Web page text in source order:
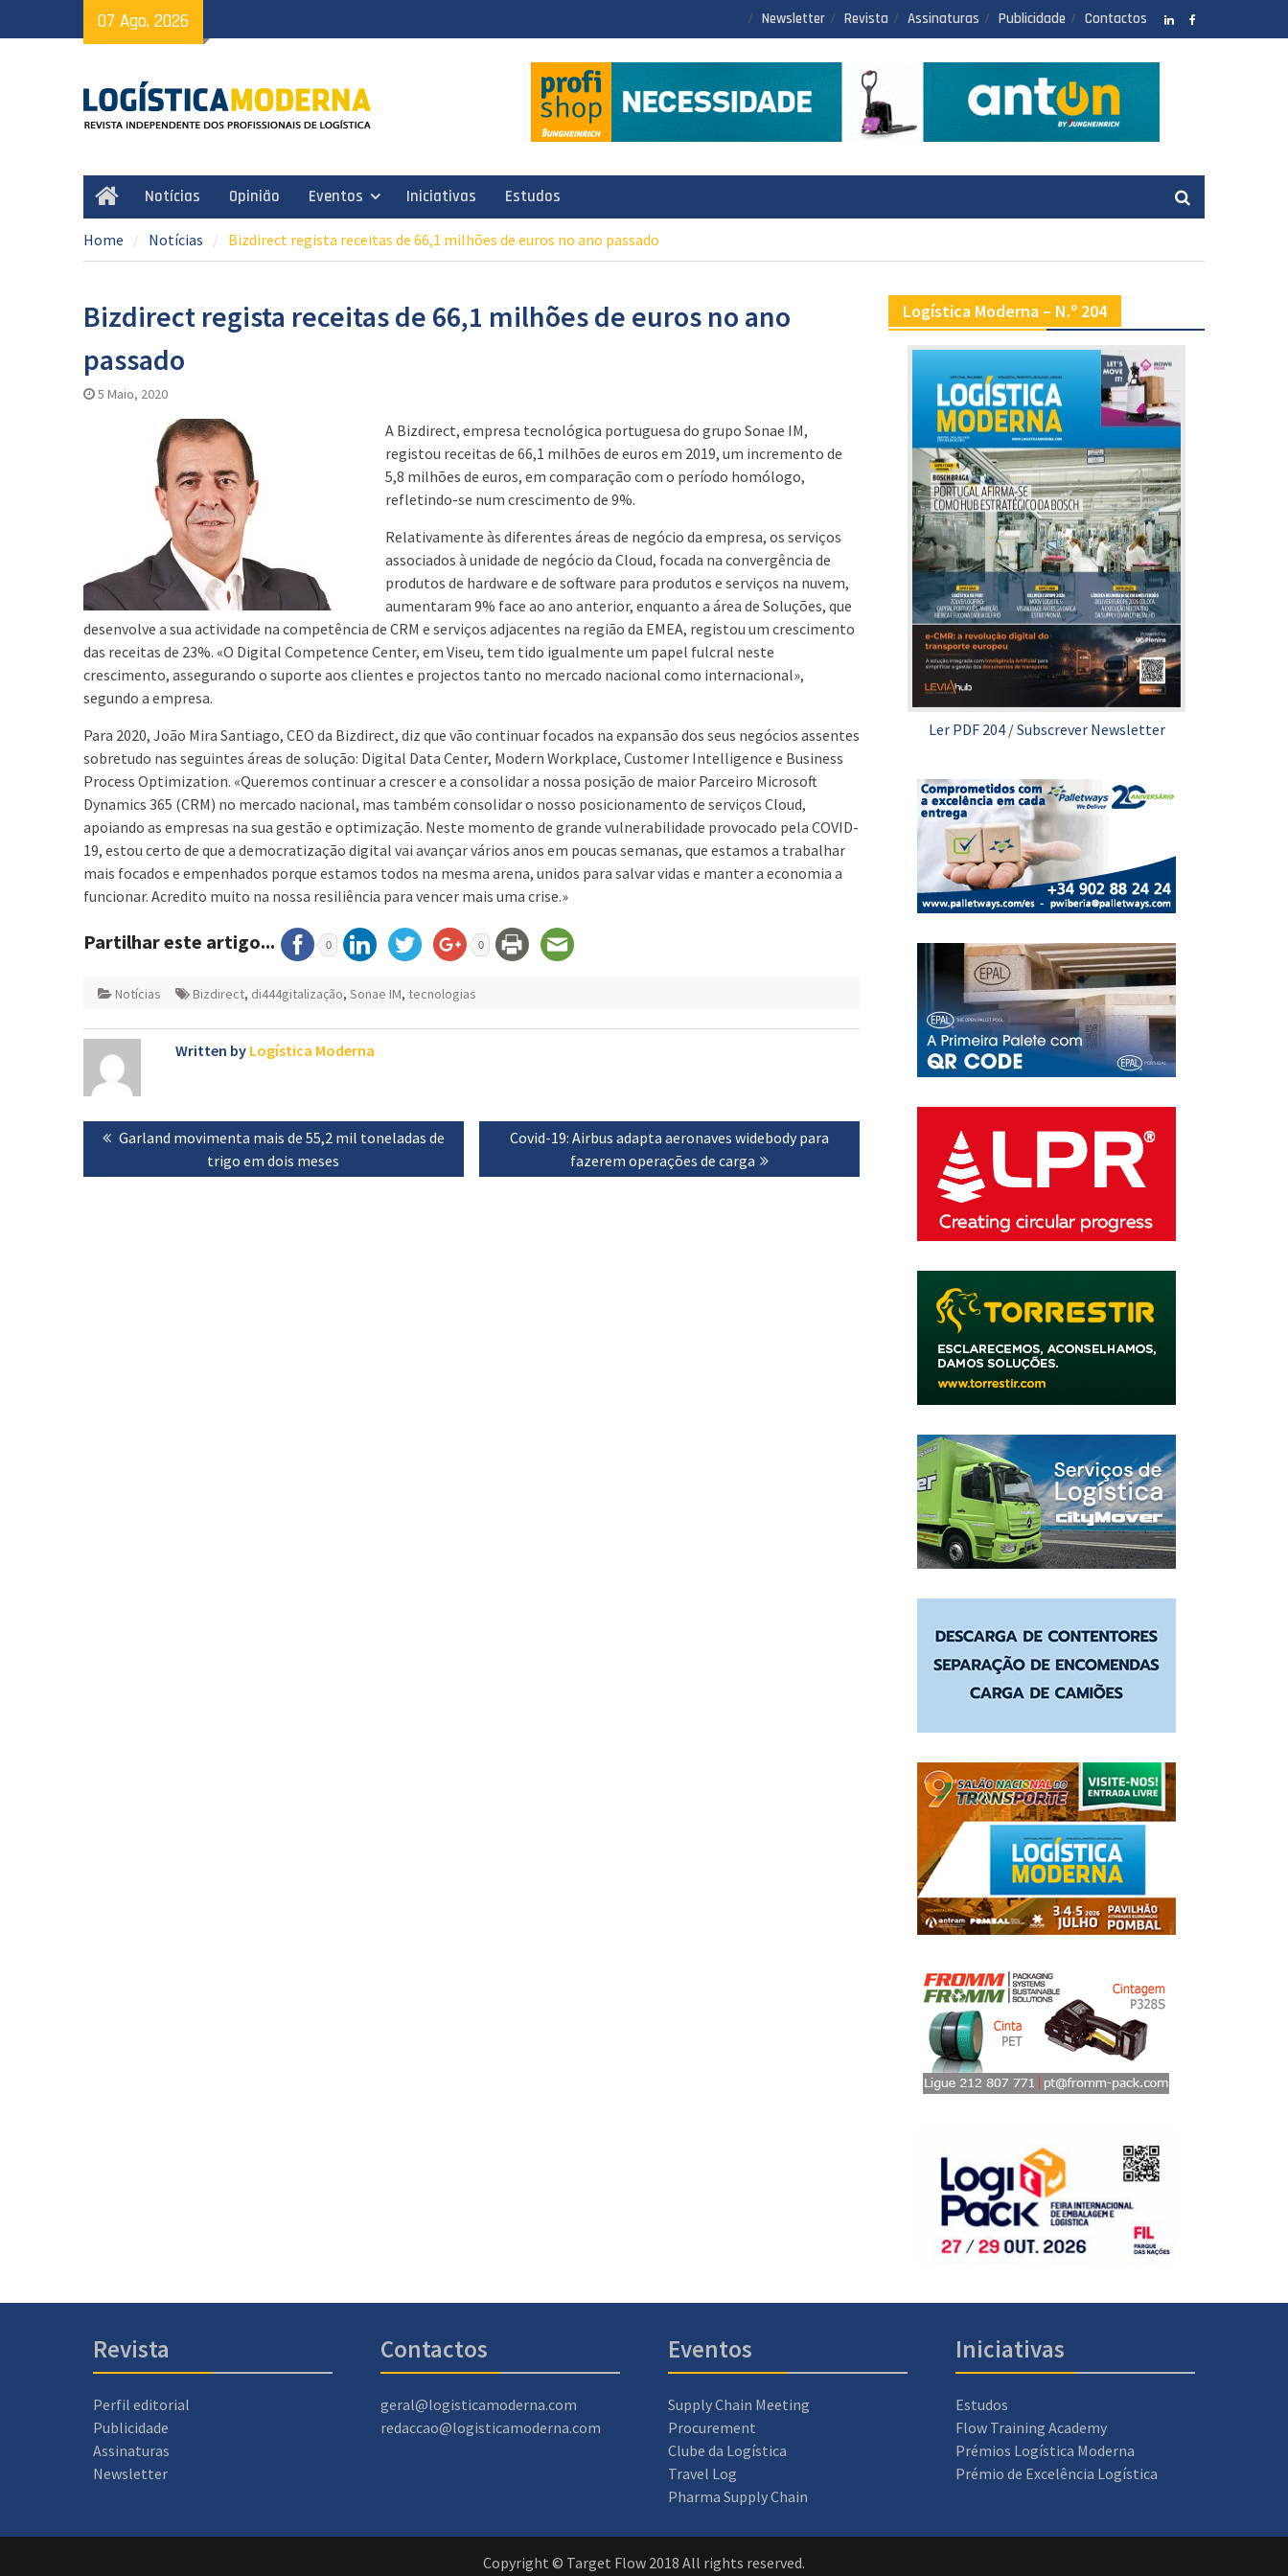
to
07 Ago, 2026 Newsletter Revista Assinaturas Publicidade Contactos
HomeNotícias Opinião Eventos Iniciativas Estudos
Home Notícias Bizdirect regista receitas de 66,1 milhões de euros no ano passado
Bizdirect regista receitas de 66,1 milhões de euros no ano
passado
5 Maio, 2020
A Bizdirect, empresa tecnológica portuguesa do grupo Sonae IM,
registou receitas de 66,1 milhões de euros em 2019, um incremento de
5,8 milhões de euros, em comparação com o período homólogo,
refletindo-se num crescimento de 9%.
Relativamente às diferentes áreas de negócio da empresa, os serviços
associados à unidade de negócio da Cloud, focada na convergência de
produtos de hardware e de software para produtos e serviços na nuvem,
aumentaram 9% face ao ano anterior, enquanto a área de Soluções, que
desenvolve a sua actividade na competência de CRM e serviços adjacentes na região da EMEA, registou um crescimento
das receitas de 23%. «O Digital Competence Center, em Viseu, tem tido igualmente um papel fulcral neste
crescimento, assegurando o suporte aos clientes e projectos tanto no mercado nacional como internacional»,
segundo a empresa.
Para 2020, João Mira Santiago, CEO da Bizdirect, diz que vão continuar focados na expansão dos seus negócios assentes
sobretudo nas seguintes áreas de solução: Digital Data Center, Modern Workplace, Customer Intelligence e Business
Process Optimization. «Queremos continuar a crescer e a consolidar a nossa posição de maior Parceiro Microsoft
Dynamics 365 (CRM) no mercado nacional, mas também consolidar o nosso posicionamento de serviços Cloud,
apoiando as empresas na sua gestão e optimização. Neste momento de grande vulnerabilidade provocado pela COVID-
19, estou certo de que a democratização digital vai avançar vários anos em poucas semanas, que estamos a trabalhar
mais focados e empenhados porque estamos todos na mesma arena, unidos para salvar vidas e manter a economia a
funcionar. Acredito muito na nossa resiliência para vencer mais uma crise.»
Partilhar este artigo... 0 0
Notícias Bizdirect, di444gitalização, Sonae IM, tecnologias
Written by Logística Moderna
Navegação
de
artigos
Previous
Garland movimenta mais de 55,2 mil toneladas de
trigo em dois meses
Next
Covid-19: Airbus adapta aeronaves widebody para
fazerem operações de carga
Logística Moderna – N.º 204
Ler PDF 204/Subscrever Newsletter
Revista
Perfil editorial
Publicidade
Assinaturas
Newsletter
Contactos
geral@logisticamoderna.com
redaccao@logisticamoderna.com
Eventos
Supply Chain Meeting
Procurement
Clube da Logística
Travel Log
Pharma Supply Chain
Iniciativas
Estudos
Flow Training Academy
Prémios Logística Moderna
Prémio de Excelência Logística
Copyright © Target Flow 2018 All rights reserved.